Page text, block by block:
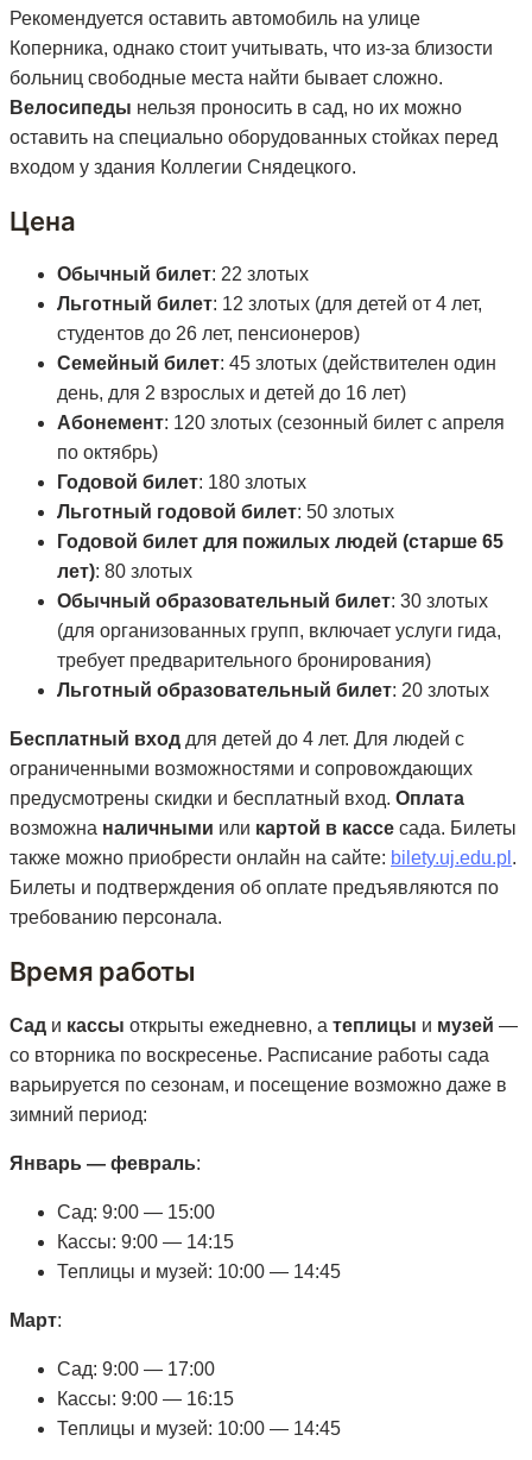
Рекомендуется оставить автомобиль на улице
Коперника, однако стоит учитывать, что из-за близости
больниц свободные места найти бывает сложно.
Велосипеды нельзя проносить в сад, но их можно
оставить на специально оборудованных стойках перед
входом у здания Коллегии Снядецкого.
Цена
Обычный билет: 22 злотых
Льготный билет: 12 злотых (для детей от 4 лет,
студентов до 26 лет, пенсионеров)
Семейный билет: 45 злотых (действителен один
день, для 2 взрослых и детей до 16 лет)
Абонемент: 120 злотых (сезонный билет с апреля
по октябрь)
Годовой билет: 180 злотых
Льготный годовой билет: 50 злотых
Годовой билет для пожилых людей (старше 65
лет): 80 злотых
Обычный образовательный билет: 30 злотых
(для организованных групп, включает услуги гида,
требует предварительного бронирования)
Льготный образовательный билет: 20 злотых
Бесплатный вход для детей до 4 лет. Для людей с
ограниченными возможностями и сопровождающих
предусмотрены скидки и бесплатный вход. Оплата
возможна наличными или картой в кассе сада. Билеты
также можно приобрести онлайн на сайте: bilety.uj.edu.pl .
Билеты и подтверждения об оплате предъявляются по
требованию персонала.
Время работы
Сад и кассы открыты ежедневно, а теплицы и музей —
со вторника по воскресенье. Расписание работы сада
варьируется по сезонам, и посещение возможно даже в
зимний период:
Январь — февраль:
Сад: 9:00 — 15:00
Кассы: 9:00 — 14:15
Теплицы и музей: 10:00 — 14:45
Март:
Сад: 9:00 — 17:00
Кассы: 9:00 — 16:15
Теплицы и музей: 10:00 — 14:45